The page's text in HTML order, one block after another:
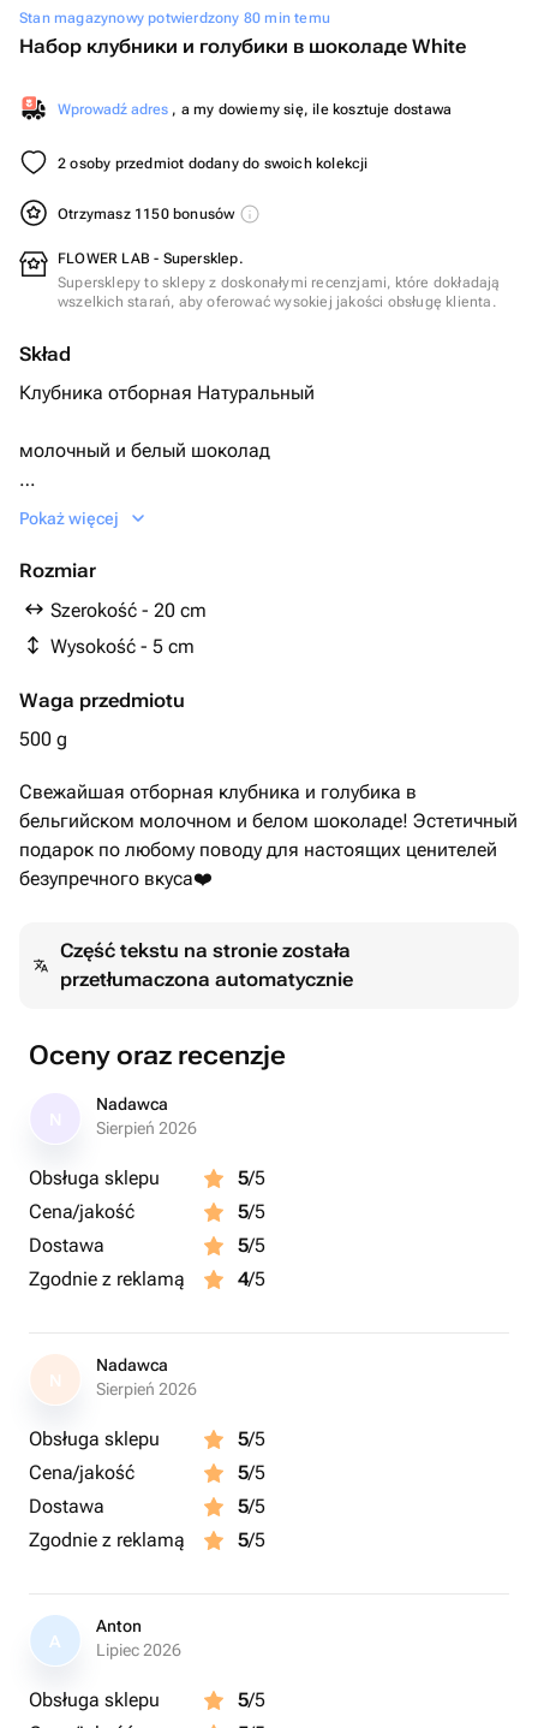
Stan magazynowy potwierdzony 80 min temu
Набор клубники и голубики в шоколаде White
Wprowadź adres , a my dowiemy się, ile kosztuje dostawa
2 osoby przedmiot dodany do swoich kolekcji
Otrzymasz 1150 bonusów
FLOWER LAB - Supersklep.
Supersklepy to sklepy z doskonałymi recenzjami, które dokładają
wszelkich starań, aby oferować wysokiej jakości obsługę klienta.
Skład
Клубника отборная Натуральный
молочный и белый шоколад
Голубика
Сублимированная малина Драже
Состав
Бельгийский белый, молочный и темный (53%)
шоколад, клубника.
Pokaż więcej
Rozmiar
Szerokość - 20 cm
Wysokość - 5 cm
Waga przedmiotu
500 g
Свежайшая отборная клубника и голубика в
бельгийском молочном и белом шоколаде! Эстетичный
подарок по любому поводу для настоящих ценителей
безупречного вкуса❤️
Część tekstu na stronie została
przetłumaczona automatycznie
Oceny oraz recenzje
Nadawca
Sierpień 2026
Obsługa sklepu 5/5
Cena/jakość
5/5
Dostawa
5/5
Zgodnie z reklamą
4/5
N
Nadawca
Sierpień 2026
Obsługa sklepu 5/5
Cena/jakość
5/5
Dostawa
5/5
Zgodnie z reklamą
5/5
A
Anton
Lipiec 2026
Obsługa sklepu 5/5